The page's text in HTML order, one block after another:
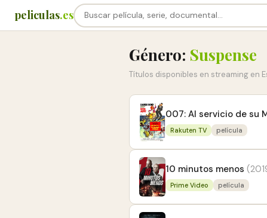
peliculas.es
Género: Suspense
Títulos disponibles en streaming en
007: Al servicio de su
Rakuten TV película
10 minutos menos
Prime Video película